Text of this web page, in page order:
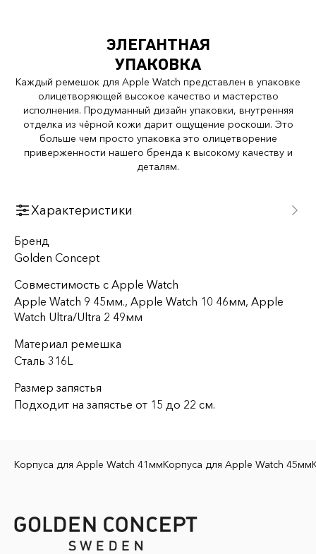
ЭЛЕГАНТНАЯ
УПАКОВКА
Каждый ремешок для Apple Watch представлен в упаковке
олицетворяющей высокое качество и мастерство
исполнения. Продуманный дизайн упаковки, внутренняя
отделка из чёрной кожи дарит ощущение роскоши. Это
больше чем просто упаковка это олицетворение
приверженности нашего бренда к высокому качеству и
деталям.
Характеристики
Бренд
Golden Concept
Совместимость с Apple Watch
Apple Watch 9 45мм., Apple Watch 10 46мм, Apple
Watch Ultra/Ultra 2 49мм
Материал ремешка
Сталь 316L
Размер запястья
Подходит на запястье от 15 до 22 см.
Корпуса для Apple Watch 41ммКорпуса для Apple Watch 45мм